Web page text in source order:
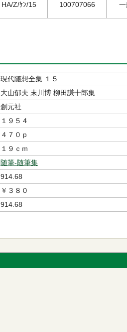
HA/Z/ｹﾝ/15 100707066
現代随想全集 １５
大山郁夫 末川博 柳田謙十郎集
創元社
１９５４
４７０ｐ
１９ｃｍ
随筆-随筆集
914.68
￥３８０
914.68